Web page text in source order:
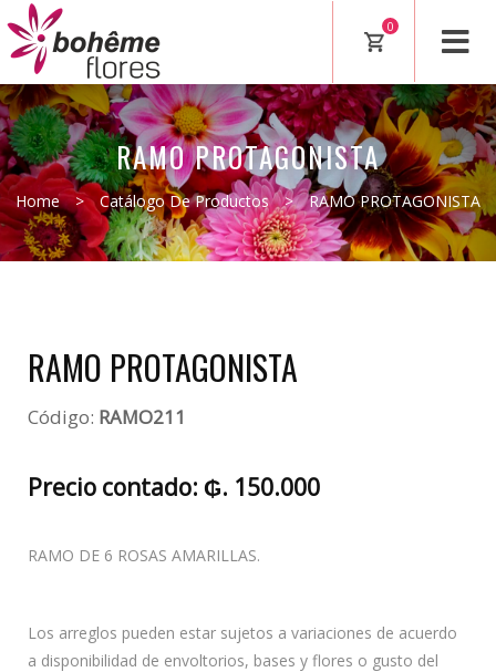
0
RAMO PROTAGONISTA
Home > Catálogo De Productos > RAMO PROTAGONISTA
RAMO PROTAGONISTA
Código: RAMO211
Precio contado: ₲. 150.000
RAMO DE 6 ROSAS AMARILLAS.
Los arreglos pueden estar sujetos a variaciones de acuerdo
a disponibilidad de envoltorios, bases y flores o gusto del